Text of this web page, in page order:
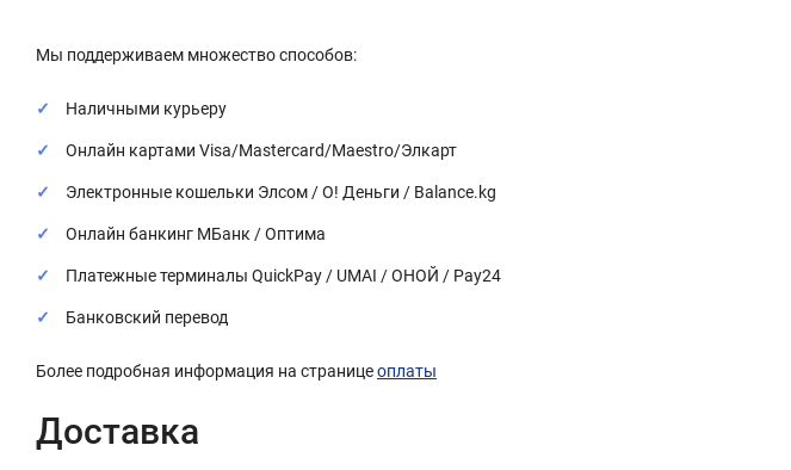
Мы поддерживаем множество способов:
Наличными курьеру
Онлайн картами Visa/Mastercard/Maestro/Элкарт
Электронные кошельки Элсом / О! Деньги / Balance.kg
Онлайн банкинг МБанк / Оптима
Платежные терминалы QuickPay / UMAI / ОНОЙ / Pay24
Банковский перевод
Более подробная информация на страницеоплаты
Доставка